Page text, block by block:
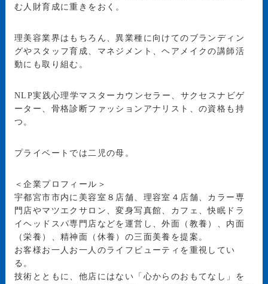
む人財育成に重きをおく。
理美容業界はもちろん、異業種に向けてのブランディン
グやスタッフ育成、マネジメント、ヘアメイクの講師活
動にも取り組む。
NLP実践心理学マスターカウンセラー、サクセスナビゲ
ーター、骨格診断ファッションアナリスト、の資格も持
つ。
プライベートでは二児の母。
＜企業プロフィール＞
宇都宮市市内に美容室８店舗、理容室４店舗、カラー専
門店やマツエクサロン、変身写真館、カフェ、快眠ドラ
イヘッドスパ専門店などを運営し、外面（教養）、内面
（栄養）、精神面（休養）の三面美養を提案。
お客様お一人お一人のライフビューティを重視してい
る。
技術とともに、他店にはない「心からのおもてなし」を